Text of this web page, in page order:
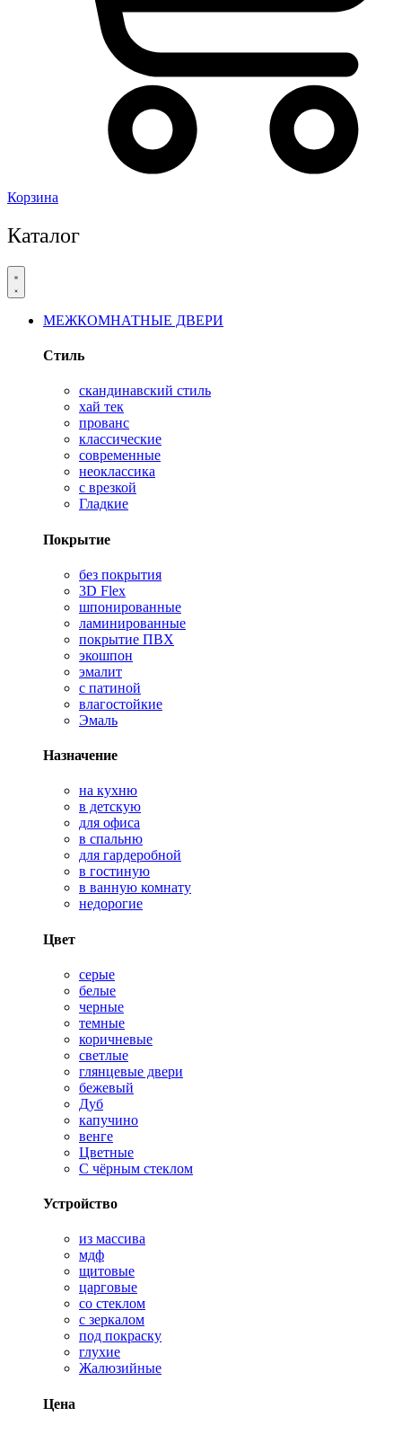
Корзина
Каталог
МЕЖКОМНАТНЫЕ ДВЕРИ
Стиль
скандинавский стиль
хай тек
прованс
классические
современные
неоклассика
с врезкой
Гладкие
Покрытие
без покрытия
3D Flex
шпонированные
ламинированные
покрытие ПВХ
экошпон
эмалит
с патиной
влагостойкие
Эмаль
Назначение
на кухню
в детскую
для офиса
в спальню
для гардеробной
в гостиную
в ванную комнату
недорогие
Цвет
серые
белые
черные
темные
коричневые
светлые
глянцевые двери
бежевый
Дуб
капучино
венге
Цветные
С чёрным стеклом
Устройство
из массива
мдф
щитовые
царговые
со стеклом
с зеркалом
под покраску
глухие
Жалюзийные
Цена